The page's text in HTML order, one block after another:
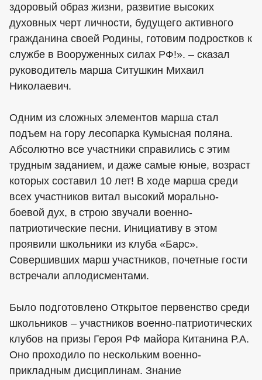
здоровый образ жизни, развитие высоких
духовных черт личности, будущего активного
гражданина своей Родины, готовим подростков к
службе в Вооруженных силах РФ!». – сказал
руководитель марша Ситушкин Михаил
Николаевич.
Одним из сложных элементов марша стал
подъем на гору лесопарка Кумысная поляна.
Абсолютно все участники справились с этим
трудным заданием, и даже самые юные, возраст
которых составил 10 лет! В ходе марша среди
всех участников витал высокий морально-
боевой дух, в строю звучали военно-
патриотические песни. Инициативу в этом
проявили школьники из клуба «Барс».
Совершивших марш участников, почетные гости
встречали аплодисментами.
Было подготовлено Открытое первенство среди
школьников – участников военно-патриотических
клубов на призы Героя РФ майора Китанина Р.А.
Оно проходило по нескольким военно-
прикладным дисциплинам. Знание